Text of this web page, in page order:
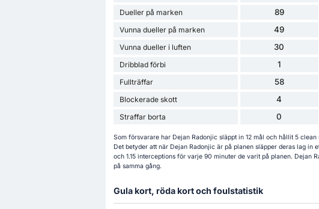
Dueller på marken 89
Vunna dueller på marken 49
Vunna dueller i luften 30
Dribblad förbi 1
Fullträffar 58
Blockerade skott 4
Straffar borta 0
Som försvarare har Dejan Radonjic släppt in 12 mål och hållit 5
Det betyder att när Dejan Radonjic är på planen släpper deras lag in
och 1.15 interceptions för varje 90 minuter de varit på planen. Dejan
på samma gång.
Gula kort, röda kort och foulstatistik